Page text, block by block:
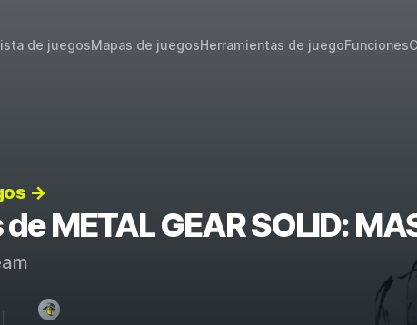
de juegosMapas de juegosHerramientas de juegoFunciones
→
METAL GEAR SOLID: